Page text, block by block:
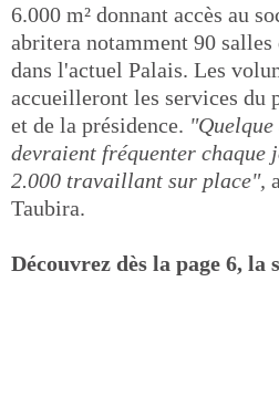
6.000 m² donnant accès au
abritera notamment 90 salles
dans l'actuel Palais. Les
accueilleront les services du
et de la présidence. "Quelque
devraient fréquenter chaque
2.000 travaillant sur place",
Taubira.
Découvrez dès la page 6,